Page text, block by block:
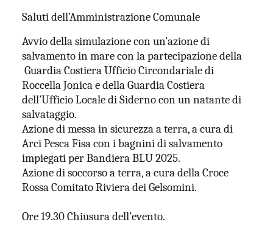
Saluti dell’Amministrazione Comunale
Avvio della simulazione con un’azione di
salvamento in mare con la partecipazione della
Guardia Costiera Ufficio Circondariale di
Roccella Jonica e della Guardia Costiera
dell’Ufficio Locale di Siderno con un natante di
salvataggio.
Azione di messa in sicurezza a terra, a cura di
Arci Pesca Fisa con i bagnini di salvamento
impiegati per Bandiera BLU 2025.
Azione di soccorso a terra, a cura della Croce
Rossa Comitato Riviera dei Gelsomini.
Ore 19.30 Chiusura dell’evento.